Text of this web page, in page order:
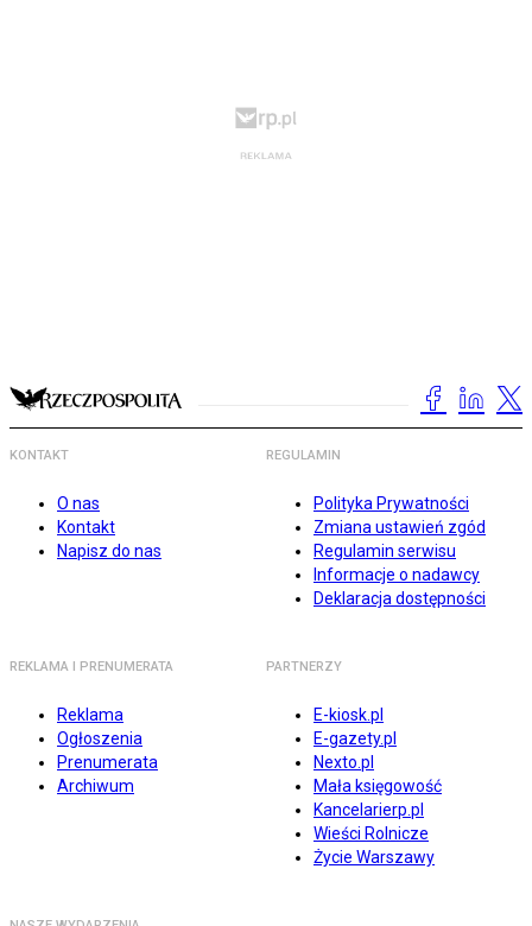
KONTAKT
O nas
Kontakt
Napisz do nas
REGULAMIN
Polityka Prywatności
Zmiana ustawień zgód
Regulamin serwisu
Informacje o nadawcy
Deklaracja dostępności
REKLAMA I PRENUMERATA
Reklama
Ogłoszenia
Prenumerata
Archiwum
PARTNERZY
E-kiosk.pl
E-gazety.pl
Nexto.pl
Mała księgowość
Kancelarierp.pl
Wieści Rolnicze
Życie Warszawy